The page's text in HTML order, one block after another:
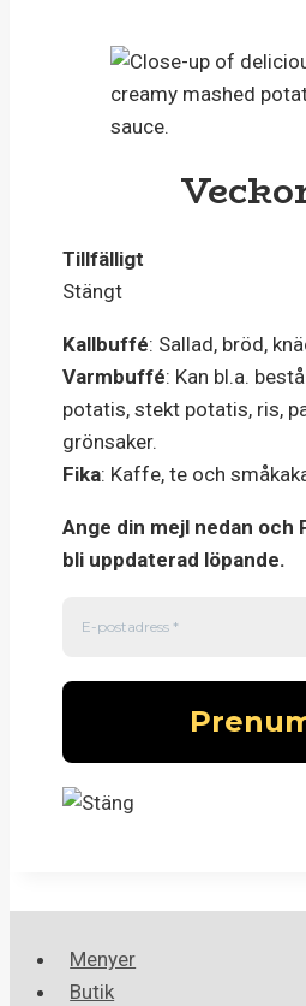
Tillfälligt
Stängt
Kallbuffé: Sallad, bröd,
Varmbuffé: Kan bl.a.
potatis, stekt potatis, ris,
grönsaker.
Fika: Kaffe, te och
Ange din mejl nedan och
bli uppdaterad löpande.
Menyer
Butik